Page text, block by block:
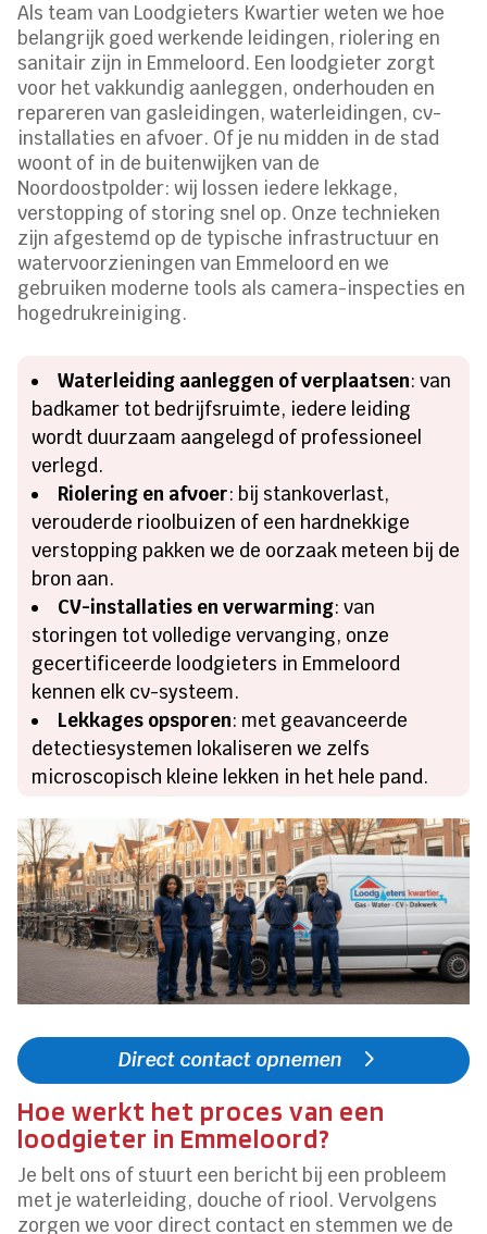
Als team van Loodgieters Kwartier weten we hoe
belangrijk goed werkende leidingen, riolering en
sanitair zijn in Emmeloord. Een loodgieter zorgt
voor het vakkundig aanleggen, onderhouden en
repareren van gasleidingen, waterleidingen, cv-
installaties en afvoer. Of je nu midden in de stad
woont of in de buitenwijken van de
Noordoostpolder: wij lossen iedere lekkage,
verstopping of storing snel op. Onze technieken
zijn afgestemd op de typische infrastructuur en
watervoorzieningen van Emmeloord en we
gebruiken moderne tools als camera-inspecties en
hogedrukreiniging.
Waterleiding aanleggen of verplaatsen: van
badkamer tot bedrijfsruimte, iedere leiding
wordt duurzaam aangelegd of professioneel
verlegd.
Riolering en afvoer: bij stankoverlast,
verouderde rioolbuizen of een hardnekkige
verstopping pakken we de oorzaak meteen bij de
bron aan.
CV-installaties en verwarming: van
storingen tot volledige vervanging, onze
gecertificeerde loodgieters in Emmeloord
kennen elk cv-systeem.
Lekkages opsporen: met geavanceerde
detectiesystemen lokaliseren we zelfs
microscopisch kleine lekken in het hele pand.
Direct contact opnemen
Hoe werkt het proces van een
loodgieter in Emmeloord?
Je belt ons of stuurt een bericht bij een probleem
met je waterleiding, douche of riool. Vervolgens
zorgen we voor direct contact en stemmen we de